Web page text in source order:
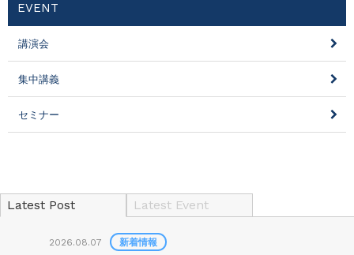
EVENT
講演会
集中講義
セミナー
Latest Post Latest Event
2026.08.07 新着情報